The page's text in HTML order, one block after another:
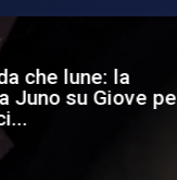
nella
nucleo di